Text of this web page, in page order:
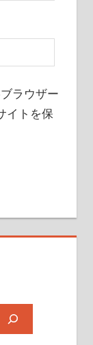
ラウザー
イトを保